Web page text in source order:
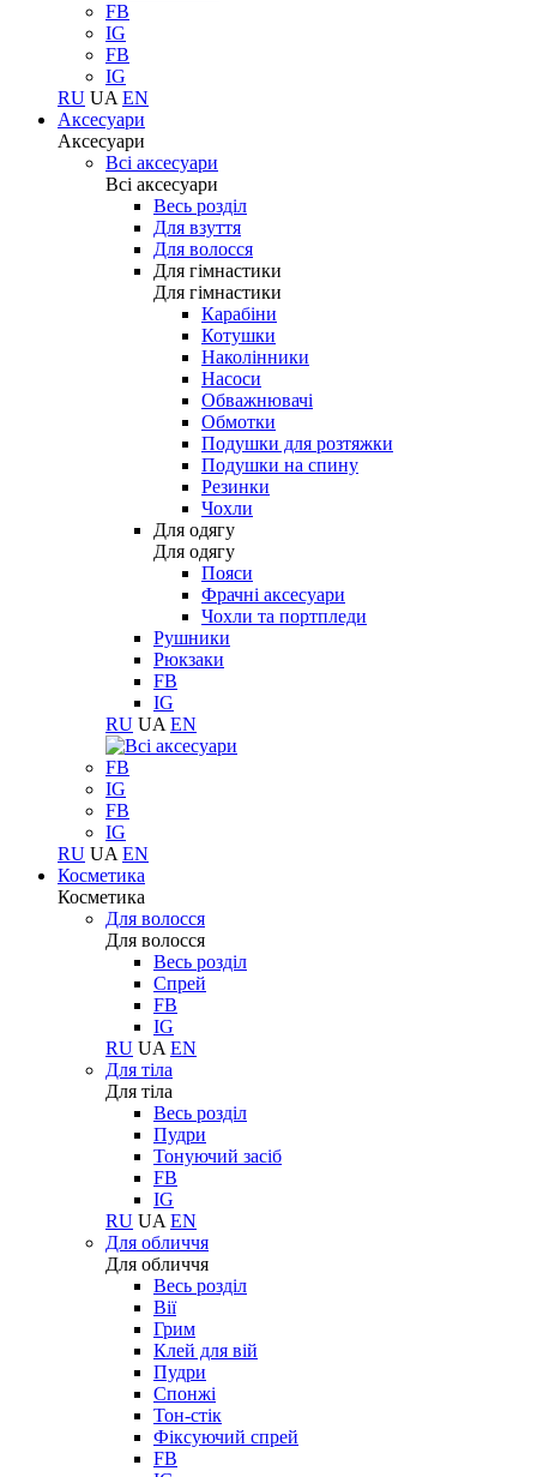
FB
IG
FB
IG
RU UA EN
Аксесуари
Аксесуари
Всі аксесуари
Всі аксесуари
Весь розділ
Для взуття
Для волосся
Для гімнастики
Для гімнастики
Карабіни
Котушки
Наколінники
Насоси
Обважнювачі
Обмотки
Подушки для розтяжки
Подушки на спину
Резинки
Чохли
Для одягу
Для одягу
Пояси
Фрачні аксесуари
Чохли та портпледи
Рушники
Рюкзаки
FB
IG
RU UA EN
FB
IG
FB
IG
RU UA EN
Косметика
Косметика
Для волосся
Для волосся
Весь розділ
Спрей
FB
IG
RU UA EN
Для тіла
Для тіла
Весь розділ
Пудри
Тонуючий засіб
FB
IG
RU UA EN
Для обличчя
Для обличчя
Весь розділ
Вії
Грим
Клей для вій
Пудри
Спонжі
Тон-стік
Фіксуючий спрей
FB